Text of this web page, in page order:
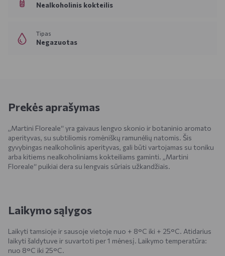
Nealkoholinis kokteilis
Tipas
Negazuotas
Prekės aprašymas
„Martini Floreale“ yra gaivaus lengvo skonio ir botaninio aromato
aperityvas, su subtiliomis romėniškų ramunėlių natomis. Šis
gyvybingas nealkoholinis aperityvas, gali būti vartojamas su toniku
arba kitiems nealkoholiniams kokteiliams gaminti. „Martini
Floreale“ puikiai dera su lengvais sūriais užkandžiais.
Laikymo sąlygos
Laikyti tamsioje ir sausoje vietoje nuo + 8°C iki + 25°C. Atidarius
laikyti šaldytuve ir suvartoti per 1 mėnesį. Laikymo temperatūra:
nuo 8°C iki 25°C.